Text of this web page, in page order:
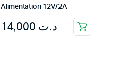
Alimentation 12V/2A
د.ت